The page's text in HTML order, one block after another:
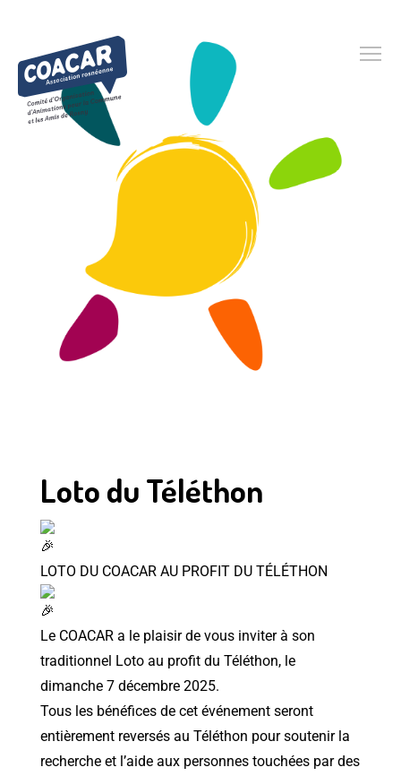
Loto du Téléthon
LOTO DU COACAR AU PROFIT DU TÉLÉTHON
Le COACAR a le plaisir de vous inviter à son
traditionnel Loto au profit du Téléthon, le
dimanche 7 décembre 2025.
Tous les bénéfices de cet événement seront
entièrement reversés au Téléthon pour soutenir la
recherche et l’aide aux personnes touchées par des